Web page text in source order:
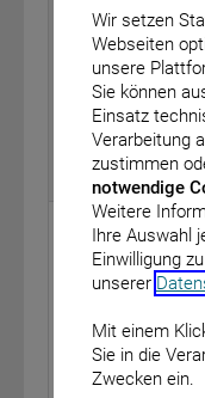
Gemeinsamen
Änderung der
schriftlichen
besonderer
vom: 20. März
BAnz AT
Infrastruktur
Bekanntmachung
vom: 23. Januar
Wir setzen
Webseiten
unsere
Sie können
Einsatz
Verarbeitung
zustimmen
notwendige
Weitere
Ihre Auswahl
Einwilligung
unserer
Mit einem
Sie in die
Zwecken ein.